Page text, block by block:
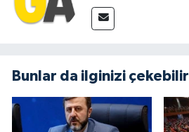
Bunlar da ilginizi çekebilir